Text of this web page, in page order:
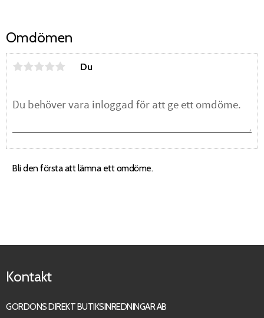
Omdömen
Du
Bli den första att lämna ett omdöme.
Kontakt
GORDONS DIREKT BUTIKSINREDNINGAR AB